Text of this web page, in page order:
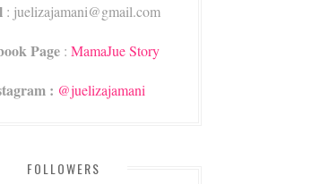
: juelizajamani@gmail.com
Page: MamaJue Story
: @juelizajamani
FOLLOWERS